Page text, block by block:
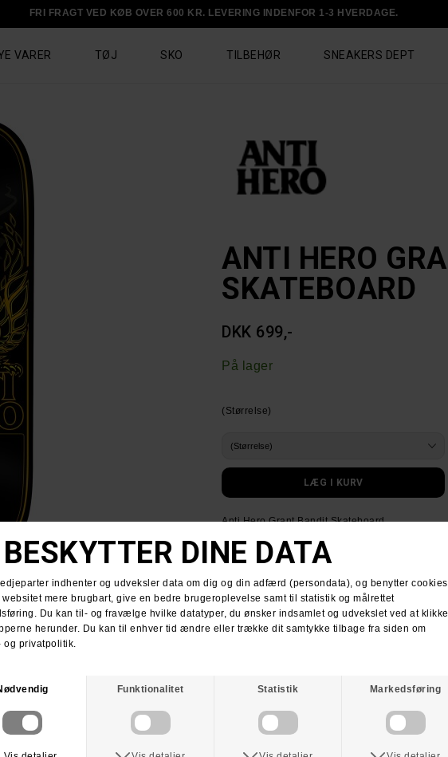
FRI FRAGT VED KØB OVER 600 KR. LEVERING INDENFOR 1-3 HVERDAGE.
VARER TØJ SKO TILBEHØR SNEAKERS DEPT
ANTI HERO
SKATEBOARD
DKK 699,-
På lager
(Størrelse)
Anti Hero Grant Bandit Skateboard
Incl. Free LabCph griptape
Størrelsesguide
LEVERING:
Få din pakke leveret med PostNord for kr 39.-
HUSK GRATIS FRAGT VED KØB OVER KR. 600.-
Du har altid 30 dages returret fra den dag du
Du kan vælge at få dine penge retur eller vi